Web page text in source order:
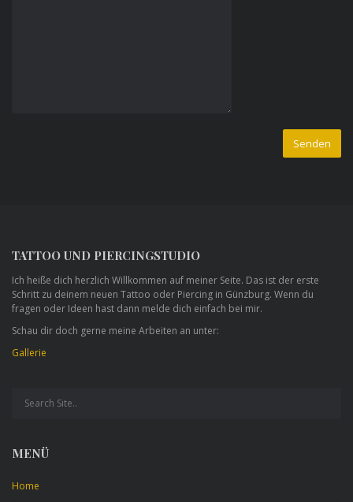
TATTOO UND PIERCINGSTUDIO
Ich heiße dich herzlich Willkommen auf meiner Seite. Das ist der erste
Schritt zu deinem neuen Tattoo oder Piercing in Günzburg. Wenn du
fragen oder Ideen hast dann melde dich einfach bei mir.
Schau dir doch gerne meine Arbeiten an unter:
Gallerie
MENÜ
Home